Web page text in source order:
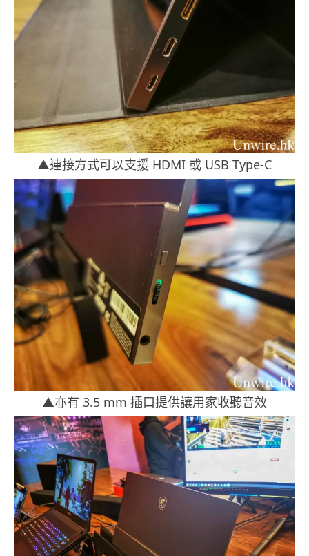
▲連接方式可以支援 HDMI 或 USB Type-C
▲亦有 3.5 mm 插口提供讓用家收聽音效